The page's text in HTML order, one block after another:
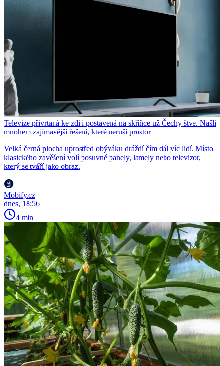
Televize přivrtaná ke zdi i postavená na skříňce už Čechy štve. Našli
mnohem zajímavější řešení, které neruší prostor
Velká černá plocha uprostřed obýváku dráždí čím dál víc lidí. Místo
klasického zavěšení volí posuvné panely, lamely nebo televizor,
který se tváří jako obraz.
Mobify.cz
dnes, 18:56
4 min